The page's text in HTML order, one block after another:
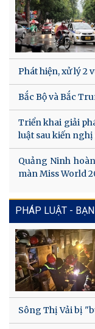
Phát hiện, xử lý 2
Bắc Bộ và Bắc
Triển khai giải
luật sau kiến nghị
Quảng Ninh
màn Miss World
PHÁP LUẬT -
Sông Thị Vải bị